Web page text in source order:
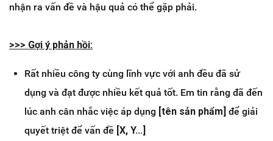
nhận ra vấn đề và hậu quả có thể gặp phải.
>>> ​Gợi ý phản hồi:
Rất nhiều công ty cùng lĩnh vực với anh đều đã sử
dụng và đạt được nhiều kết quả tốt. Em tin rằng đã đến
lúc anh cân nhắc việc áp dụng [tên sản phẩm] để giải
quyết triệt để vấn đề [X, Y...]